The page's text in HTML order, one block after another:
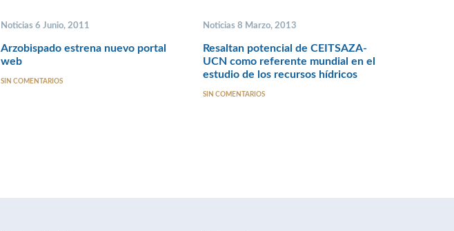
Noticias 6 Junio, 2011
Arzobispado estrena nuevo portal
web
SIN COMENTARIOS
Noticias 8 Marzo, 2013
Resaltan potencial de CEITSAZA-
UCN como referente mundial en el
estudio de los recursos hídricos
SIN COMENTARIOS